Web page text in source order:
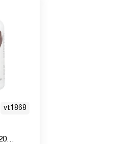
vt1868